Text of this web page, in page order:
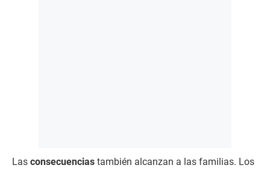
Las consecuencias también alcanzan a las familias. Los